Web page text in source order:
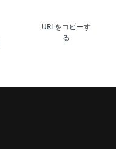
URLをコピーす
る